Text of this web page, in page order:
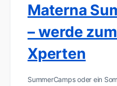
Materna
– werde
Xperten
SummerCamps oder ein